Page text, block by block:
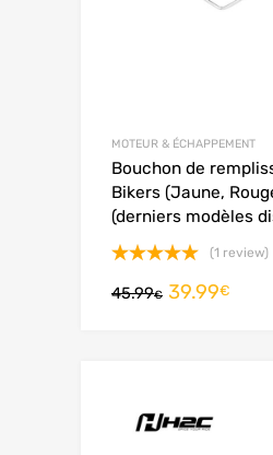
MOTEUR & ÉCHAPPEMENT
Bouchon de
Bikers (Jaune,
(derniers modèles
sur 5
(1 review)
45.99€ 39.99€